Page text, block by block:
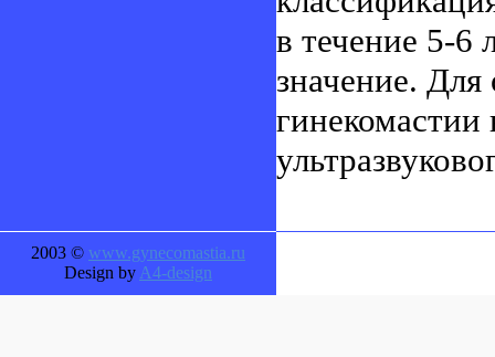
в течение 5-6
значение. Для
2003 © www.gynecomastia.ru
Design by A4-design